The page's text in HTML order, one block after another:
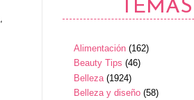
TEMAS
Alimentación (162)
Beauty Tips (46)
Belleza (1924)
Belleza y diseño (58)